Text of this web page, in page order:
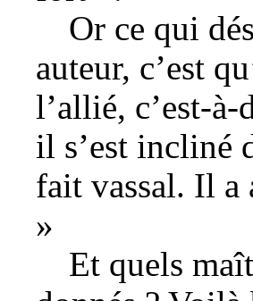
Or ce qui
auteur, c’est
l’allié, c’est-
il s’est incliné
fait vassal. Il a
»
Et quels